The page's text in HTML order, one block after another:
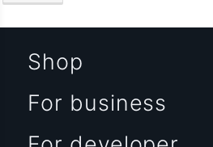
Shop
For business